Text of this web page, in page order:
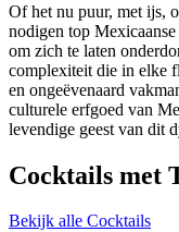
Of het nu puur, met ijs,
nodigen top
om zich te laten
complexiteit die in elke
en ongeëvenaard
culturele erfgoed van
levendige geest van dit
Cocktails met
Bekijk alle Cocktails